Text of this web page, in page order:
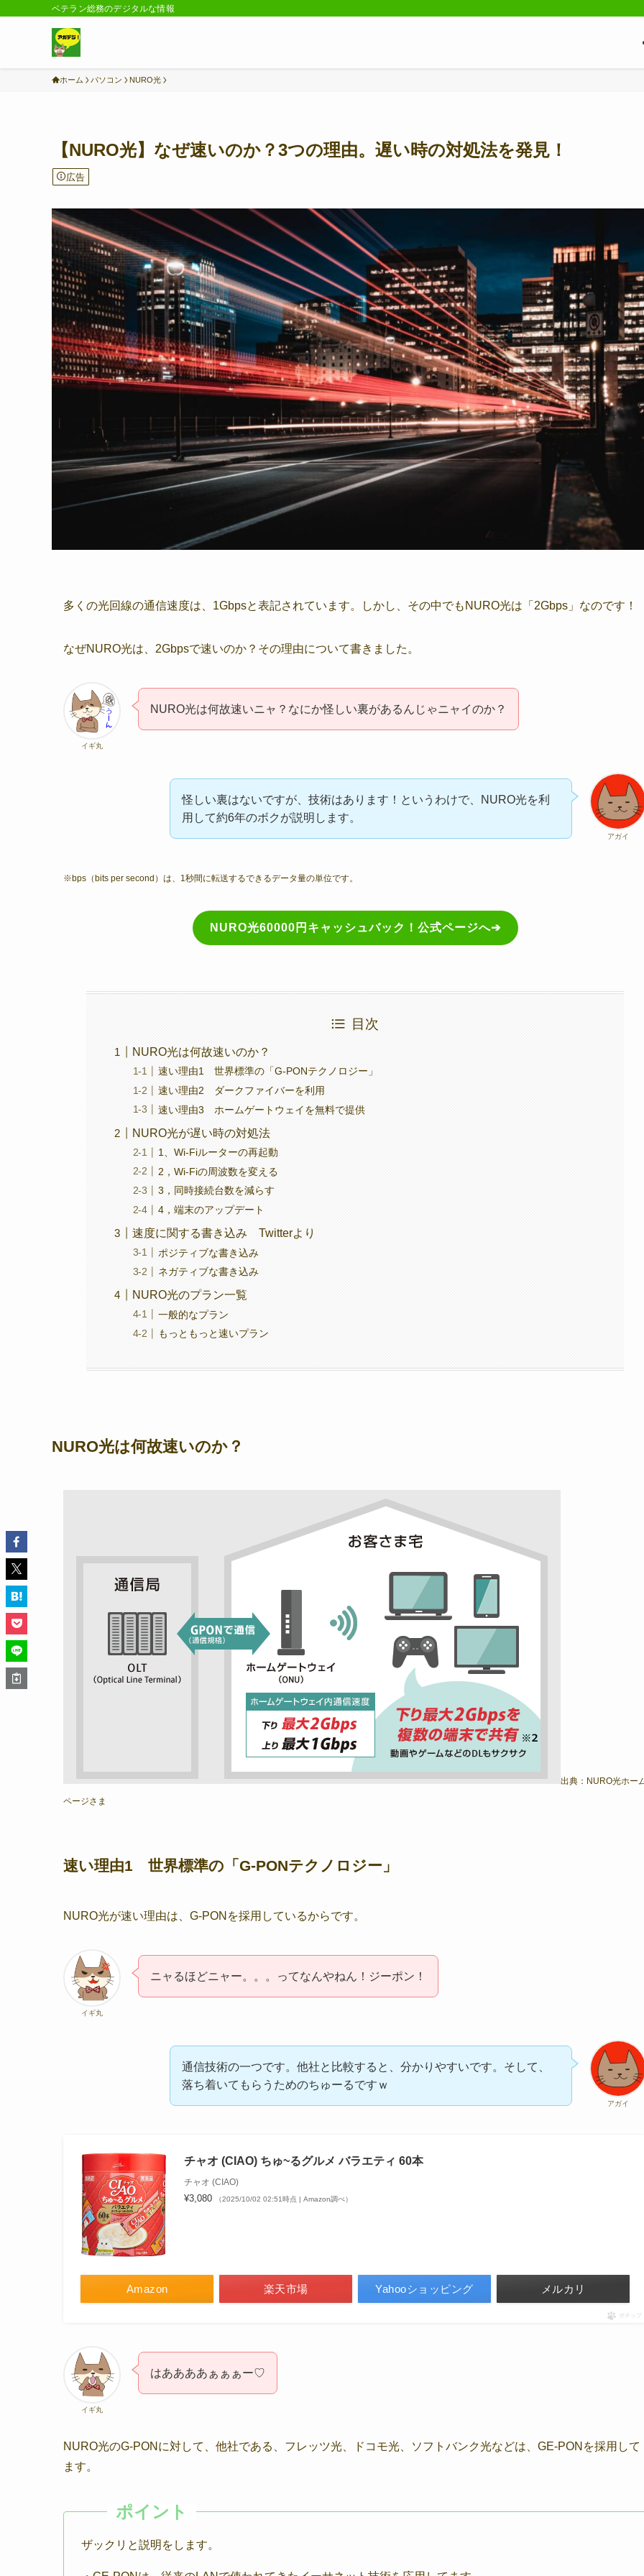
ベテラン総務のデジタルな情報
ホーム パソコン NURO光
【NURO光】なぜ速いのか？3つの理由。遅い時の対処法を発見！
広告
多くの光回線の通信速度は、1Gbpsと表記されています。しかし、その中でもNURO光は「2Gbps」なのです！
なぜNURO光は、2Gbpsで速いのか？その理由について書きました。
イギ丸
NURO光は何故速いニャ？なにか怪しい裏があるんじゃニャイのか？
アガイ
怪しい裏はないですが、技術はあります！というわけで、NURO光を利
用して約6年のボクが説明します。
※bps（bits per second）は、1秒間に転送するできるデータ量の単位です。
NURO光60000円キャッシュバック！公式ページへ➔
目次
NURO光は何故速いのか？
速い理由1 世界標準の「G-PONテクノロジー」
速い理由2 ダークファイバーを利用
速い理由3 ホームゲートウェイを無料で提供
NURO光が遅い時の対処法
1、Wi-Fiルーターの再起動
2，Wi-Fiの周波数を変える
3，同時接続台数を減らす
4，端末のアップデート
速度に関する書き込み Twitterより
ポジティブな書き込み
ネガティブな書き込み
NURO光のプラン一覧
一般的なプラン
もっともっと速いプラン
NURO光は何故速いのか？
出典：NURO光ホー
ページさま
速い理由1 世界標準の「G-PONテクノロジー」
NURO光が速い理由は、G-PONを採用しているからです。
イギ丸
ニャるほどニャー。。。ってなんやねん！ジーポン！
アガイ
通信技術の一つです。他社と比較すると、分かりやすいです。そして、
落ち着いてもらうためのちゅーるですｗ
チャオ (CIAO) ちゅ~るグルメ バラエティ 60本
チャオ (CIAO)
¥3,080 （2025/10/02 02:51時点 | Amazon調べ）
Amazon 楽天市場 Yahooショッピング メルカリ
ポチップ
イギ丸
はああああぁぁぁー♡
NURO光のG-PONに対して、他社である、フレッツ光、ドコモ光、ソフトバンク光などは、GE-PONを採用して
ます。
ザックリと説明をします。